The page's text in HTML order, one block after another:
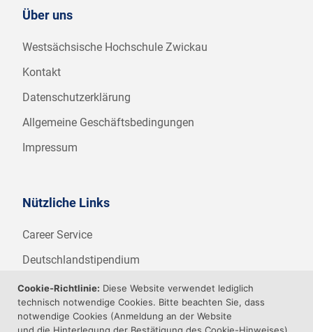
Über uns
Westsächsische Hochschule Zwickau
Kontakt
Datenschutzerklärung
Allgemeine Geschäftsbedingungen
Impressum
Nützliche Links
Career Service
Deutschlandstipendium
WHZ Firmenstipendium
Weitere Angebote der WHZ
Cookie-Richtlinie: Diese Website verwendet lediglich
technisch notwendige Cookies. Bitte beachten Sie, dass
notwendige Cookies (Anmeldung an der Website